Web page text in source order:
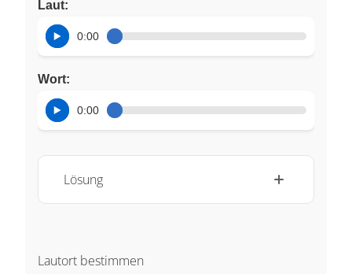
Laut:
0:00
Wort:
0:00
Lösung
Lautort bestimmen